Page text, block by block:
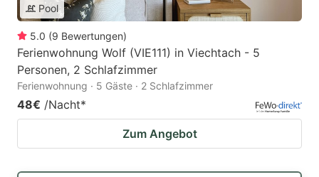
Pool
5.0 (9 Bewertungen)
Ferienwohnung Wolf (VIE111) in Viechtach - 5
Personen, 2 Schlafzimmer
Ferienwohnung · 5 Gäste · 2 Schlafzimmer
48€ /Nacht*
Zum Angebot